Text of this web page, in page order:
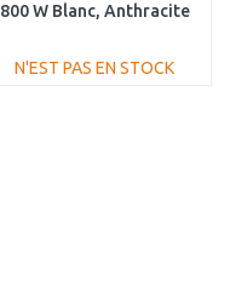
800 W Blanc, Anthracite
N'EST PAS EN STOCK